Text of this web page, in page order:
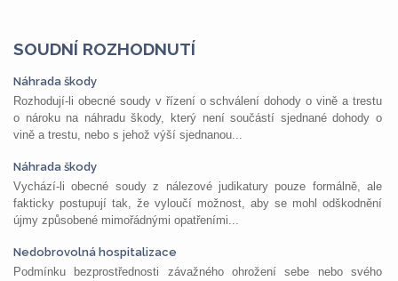
SOUDNÍ ROZHODNUTÍ
Náhrada škody
Rozhodují-li obecné soudy v řízení o schválení dohody o vině a trestu
o nároku na náhradu škody, který není součástí sjednané dohody o
vině a trestu, nebo s jehož výší sjednanou...
Náhrada škody
Vychází-li obecné soudy z nálezové judikatury pouze formálně, ale
fakticky postupují tak, že vyloučí možnost, aby se mohl odškodnění
újmy způsobené mimořádnými opatřeními...
Nedobrovolná hospitalizace
Podmínku bezprostřednosti závažného ohrožení sebe nebo svého